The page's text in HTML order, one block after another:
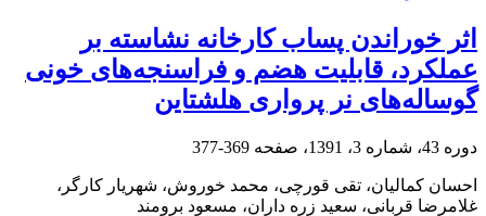
اثر خوراندن پساب کارخانه نشاسته بر
عملکرد، قابلیت هضم و فراسنجه‌های خونی
گوساله‌های نر پرواری هلشتاین
دوره 43، شماره 3، 1391، صفحه 369-377
احسان کمالیان، تقی قورچی، محمد خوروش، شهریار کارگر،
غلامرضا قربانی، سعید زره داران، مسعود برومند